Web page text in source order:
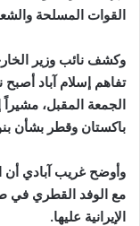
القوات المسلحة
وكشف نائب وزير
تفاهم إسلام آباد
الجمعة المقبل،
باكستان وقطر بشأن
وأوضح غريب آبادي أن
مع الوفد القطري في
الإيرانية عليها.